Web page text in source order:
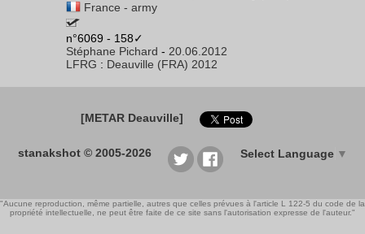
France - army
n°6069 - 158✓
Stéphane Pichard - 20.06.2012
LFRG : Deauville (FRA) 2012
[METAR Deauville]
stanakshot © 2005-2026 Select Language ▼
"Aucune reproduction, même partielle, autres que celles prévues à l'article L 122-5 du code de la
propriété intellectuelle, ne peut être faite de ce site sans l'autorisation expresse de l'auteur."